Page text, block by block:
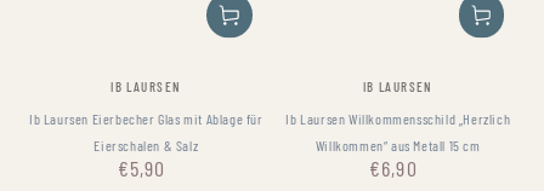
Fournisseur:
IB LAURSEN
Ib Laursen Eierbecher Glas mit Ablage für
Eierschalen & Salz
Prix
€5,90
Fournisseur:
IB LAURSEN
Ib Laursen Willkommensschild „Herzlich
Willkommen“ aus Metall 15 cm
Prix
€6,90